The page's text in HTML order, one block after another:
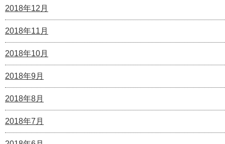
2018年12月
2018年11月
2018年10月
2018年9月
2018年8月
2018年7月